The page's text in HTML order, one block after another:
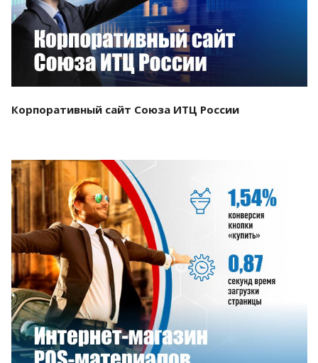
Корпоративный сайт Союза ИТЦ России
Смотреть проект